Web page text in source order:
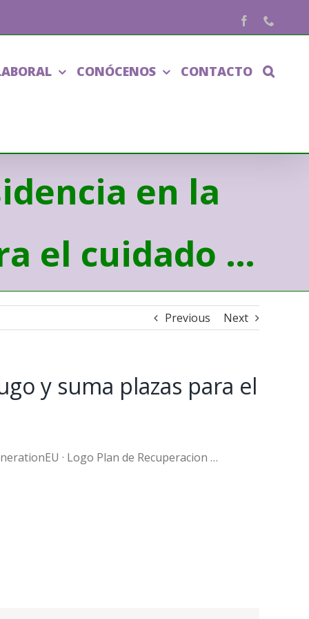
Facebook
CONÓCENOS CONTACTO
en la
el cuidado …
Previous Next
y suma plazas para el
· Logo Plan de Recuperacion …